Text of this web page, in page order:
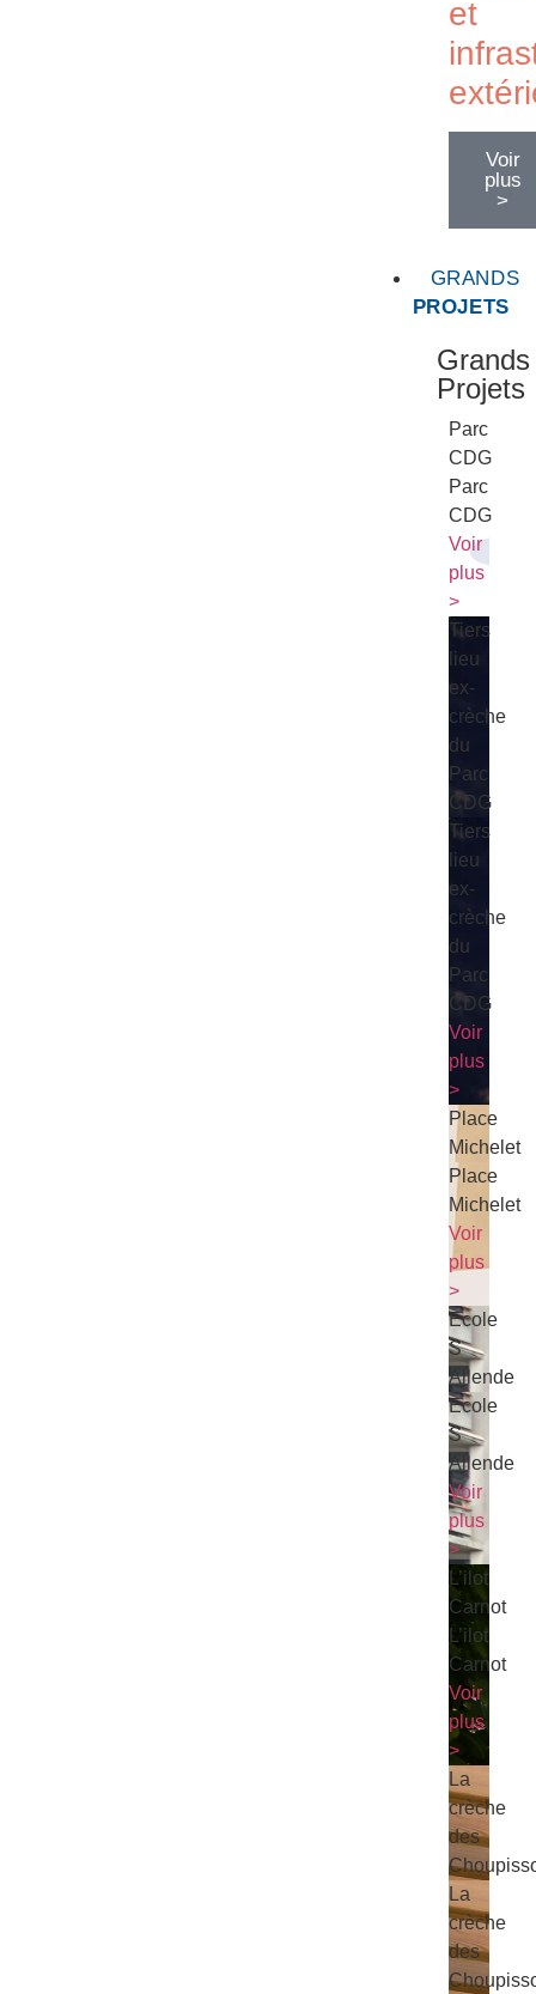
et
Voir
plus
>
GRANDS
PROJETS
Grands
Projets
Parc
CDG
Parc
CDG
Voir
plus
>
Tiers
lieu
ex-
crèche
du
Parc
CDG
Tiers
lieu
ex-
crèche
du
Parc
CDG
Voir
plus
>
Place
Michelet
Place
Michelet
Voir
plus
>
Ecole
S
Allende
Ecole
S
Allende
Voir
plus
>
L’ilot
Carnot
L’ilot
Carnot
Voir
plus
>
La
crèche
des
La
crèche
des